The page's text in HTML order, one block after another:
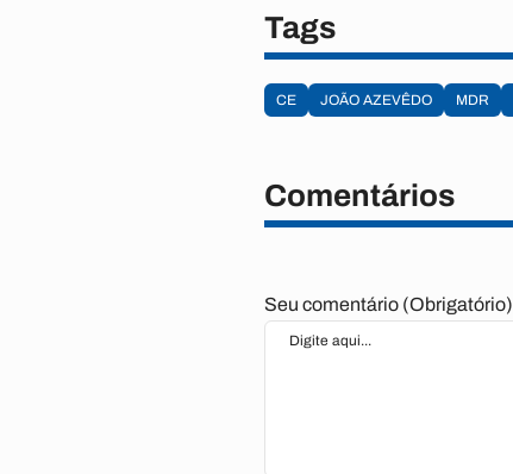
Tags
CE JOÃO AZEVÊDO MDR
Comentários
Seu comentário (Obrigatório)